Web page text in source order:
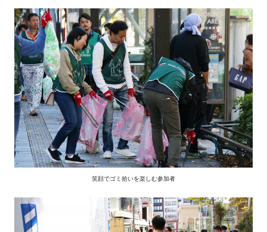
笑顔でゴミ拾いを楽しむ参加者